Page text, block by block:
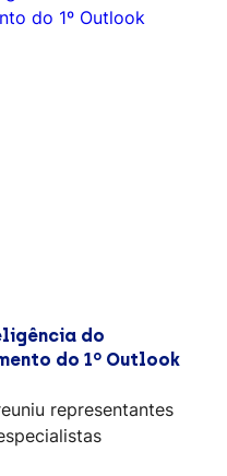
do
do 1º Outlook
representantes